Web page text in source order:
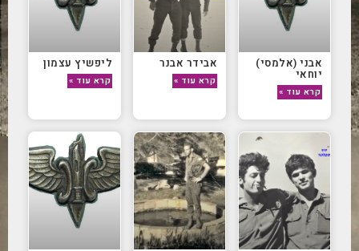
אבני (אלמסי)
יוחאי
קרא עוד »
אבידר אבנר
קרא עוד »
ליפשיץ עצמון
קרא עוד »